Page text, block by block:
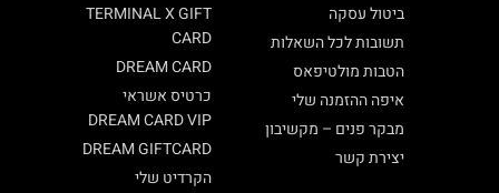
TERMINAL X GIFT
CARD
DREAM CARD
כרטיס אשראי
DREAM CARD VIP
DREAM GIFTCARD
הקרדיט שלי
ביטול עסקה
תשובות לכל השאלות
הטבות מולטיפאס
איפה ההזמנה שלי
מבקר פנים – מקשיבון
יצירת קשר